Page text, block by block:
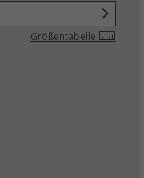
Größentabelle